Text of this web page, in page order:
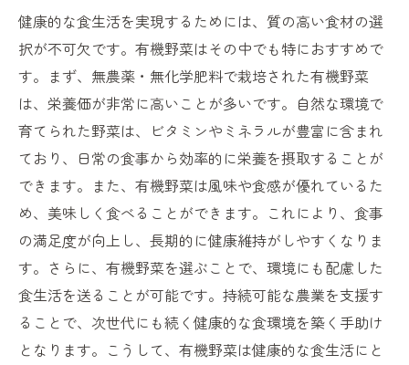
健康的な食生活を実現するためには、質の高い食材の選
択が不可欠です。有機野菜はその中でも特におすすめで
す。まず、無農薬・無化学肥料で栽培された有機野菜
は、栄養価が非常に高いことが多いです。自然な環境で
育てられた野菜は、ビタミンやミネラルが豊富に含まれ
ており、日常の食事から効率的に栄養を摂取することが
できます。また、有機野菜は風味や食感が優れているた
め、美味しく食べることができます。これにより、食事
の満足度が向上し、長期的に健康維持がしやすくなりま
す。さらに、有機野菜を選ぶことで、環境にも配慮した
食生活を送ることが可能です。持続可能な農業を支援す
ることで、次世代にも続く健康的な食環境を築く手助け
となります。こうして、有機野菜は健康的な食生活にと